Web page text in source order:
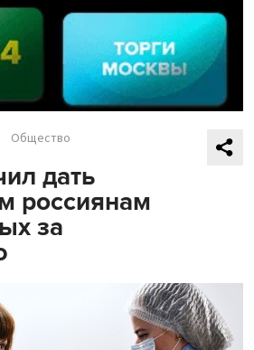
Общество
дать
россиянам
за